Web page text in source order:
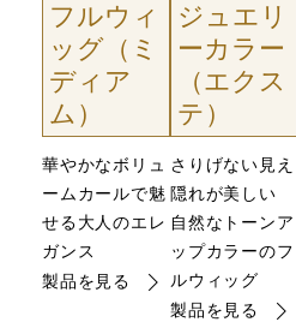
フルウィ
ッグ（ミ
ディア
ム）
華やかなボリュ
ームカールで魅
せる大人のエレ
ガンス
製品を見る
ジュエリ
ーカラー
（エクス
テ）
さりげない見え
隠れが美しい
自然なトーンア
ップカラーのフ
ルウィッグ
製品を見る